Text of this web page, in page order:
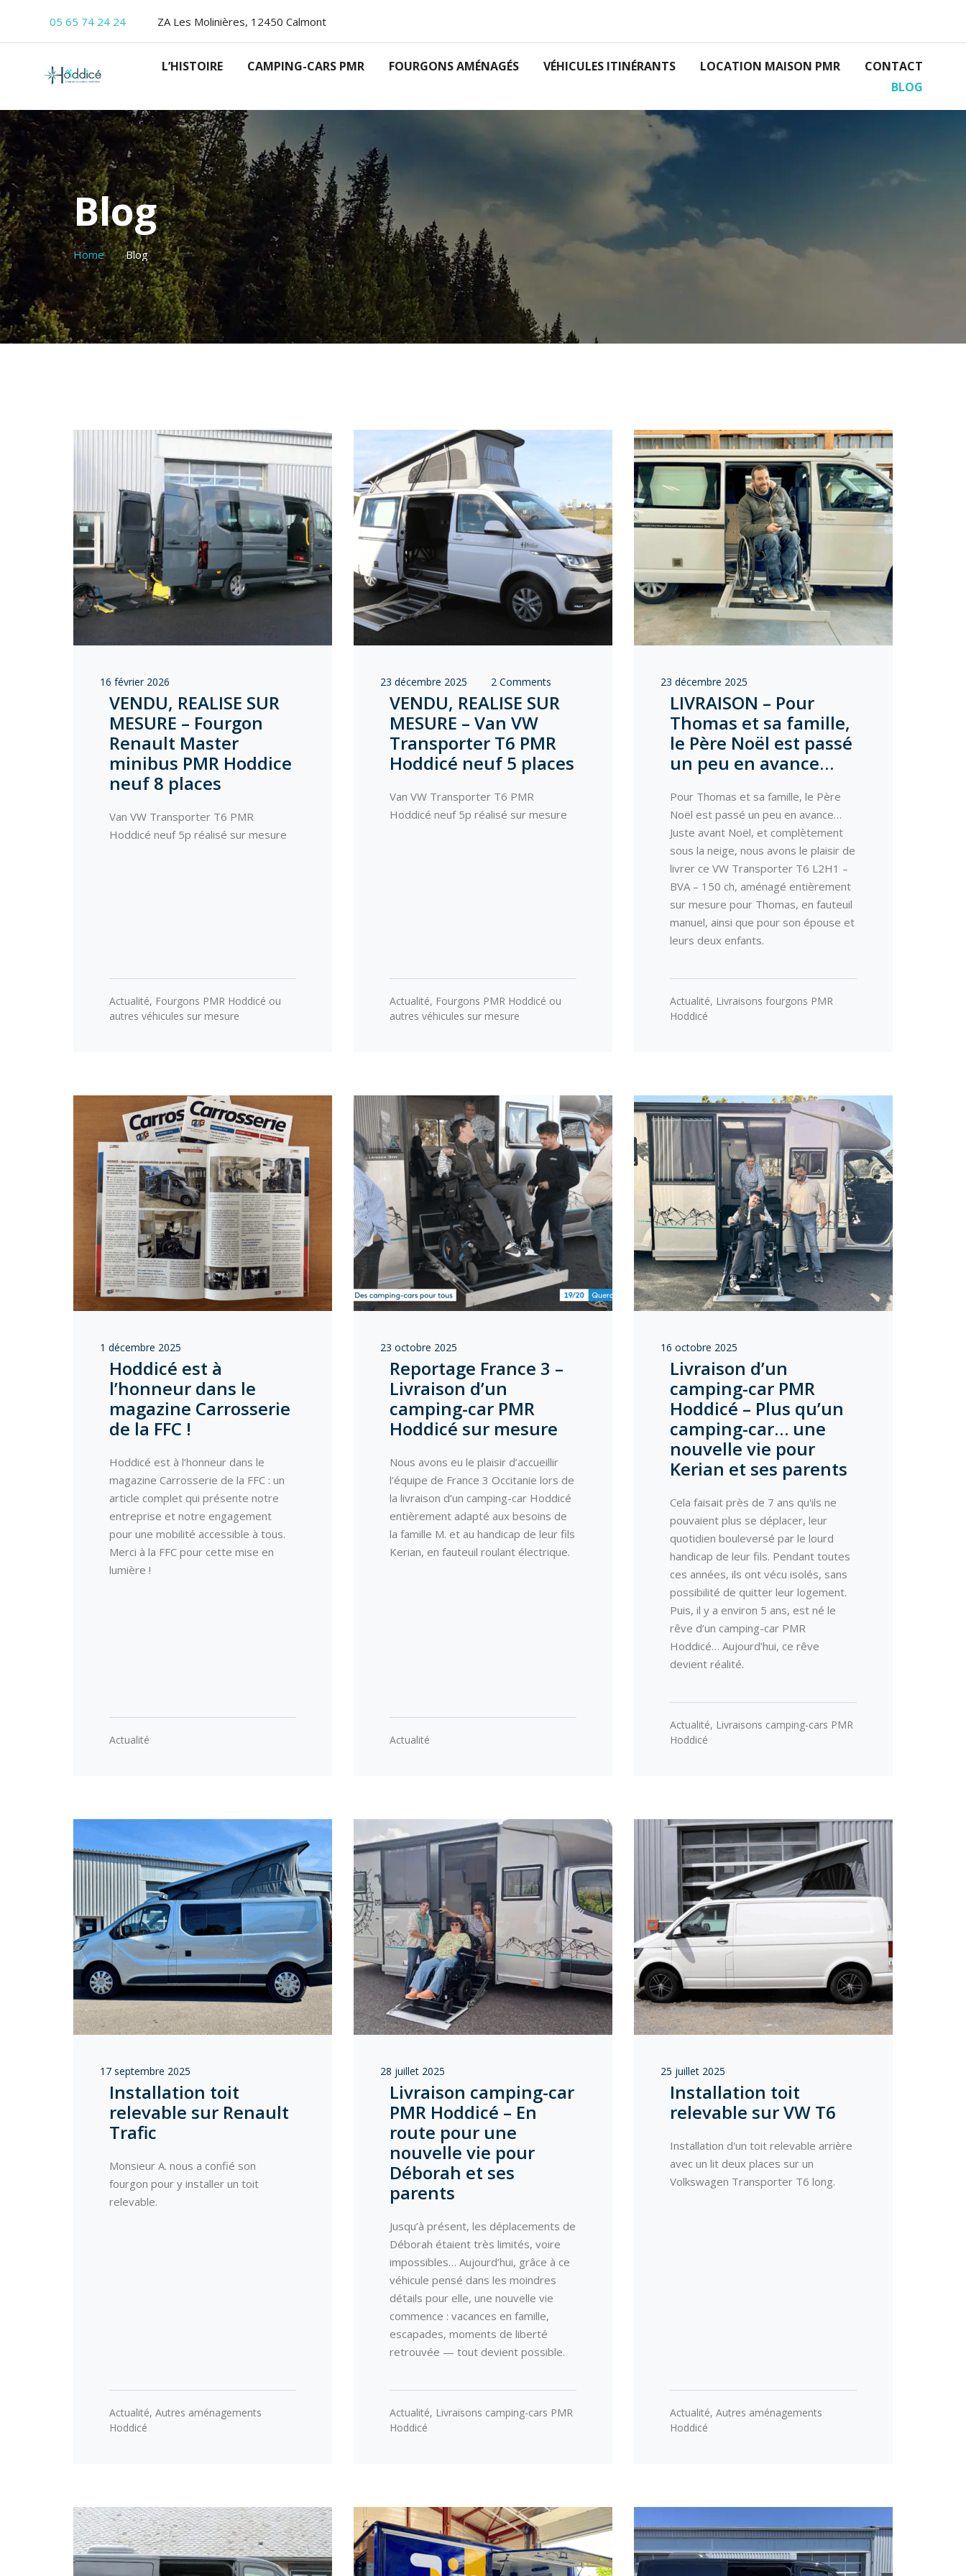
05 65 74 24 24 ZA Les Molinières, 12450 Calmont
L’HISTOIRE CAMPING-CARS PMR FOURGONS AMÉNAGÉS VÉHICULES ITINÉRANTS LOCATION MAISON PMR
CONTACT
BLOG
Blog
Home Blog
16 février 2026
VENDU, REALISE SUR
MESURE – Fourgon
Renault Master
minibus PMR Hoddice
neuf 8 places
Van VW Transporter T6 PMR
Hoddicé neuf 5p réalisé sur mesure
Actualité, Fourgons PMR Hoddicé ou
autres véhicules sur mesure
23 décembre 2025 2 Comments
VENDU, REALISE SUR
MESURE – Van VW
Transporter T6 PMR
Hoddicé neuf 5 places
Van VW Transporter T6 PMR
Hoddicé neuf 5p réalisé sur mesure
Actualité, Fourgons PMR Hoddicé ou
autres véhicules sur mesure
23 décembre 2025
LIVRAISON – Pour
Thomas et sa famille,
le Père Noël est passé
un peu en avance…
Pour Thomas et sa famille, le Père
Noël est passé un peu en avance…
Juste avant Noël, et complètement
sous la neige, nous avons le plaisir de
livrer ce VW Transporter T6 L2H1 –
BVA – 150 ch, aménagé entièrement
sur mesure pour Thomas, en fauteuil
manuel, ainsi que pour son épouse et
leurs deux enfants.
Actualité, Livraisons fourgons PMR
Hoddicé
1 décembre 2025
Hoddicé est à
l’honneur dans le
magazine Carrosserie
de la FFC !
Hoddicé est à l’honneur dans le
magazine Carrosserie de la FFC : un
article complet qui présente notre
entreprise et notre engagement
pour une mobilité accessible à tous.
Merci à la FFC pour cette mise en
lumière !
Actualité
23 octobre 2025
Reportage France 3 –
Livraison d’un
camping-car PMR
Hoddicé sur mesure
Nous avons eu le plaisir d’accueillir
l’équipe de France 3 Occitanie lors de
la livraison d’un camping-car Hoddicé
entièrement adapté aux besoins de
la famille M. et au handicap de leur fils
Kerian, en fauteuil roulant électrique.
Actualité
16 octobre 2025
Livraison d’un
camping-car PMR
Hoddicé – Plus qu’un
camping-car… une
nouvelle vie pour
Kerian et ses parents
Cela faisait près de 7 ans qu'ils ne
pouvaient plus se déplacer, leur
quotidien bouleversé par le lourd
handicap de leur fils. Pendant toutes
ces années, ils ont vécu isolés, sans
possibilité de quitter leur logement.
Puis, il y a environ 5 ans, est né le
rêve d’un camping-car PMR
Hoddicé… Aujourd’hui, ce rêve
devient réalité.
Actualité, Livraisons camping-cars PMR
Hoddicé
17 septembre 2025
Installation toit
relevable sur Renault
Trafic
Monsieur A. nous a confié son
fourgon pour y installer un toit
relevable.
Actualité, Autres aménagements
Hoddicé
28 juillet 2025
Livraison camping-car
PMR Hoddicé – En
route pour une
nouvelle vie pour
Déborah et ses
parents
Jusqu’à présent, les déplacements de
Déborah étaient très limités, voire
impossibles… Aujourd’hui, grâce à ce
véhicule pensé dans les moindres
détails pour elle, une nouvelle vie
commence : vacances en famille,
escapades, moments de liberté
retrouvée — tout devient possible.
Actualité, Livraisons camping-cars PMR
Hoddicé
25 juillet 2025
Installation toit
relevable sur VW T6
Installation d'un toit relevable arrière
avec un lit deux places sur un
Volkswagen Transporter T6 long.
Actualité, Autres aménagements
Hoddicé